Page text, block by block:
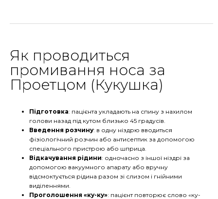
Як проводиться
промивання носа за
Проетцом (Кукушка)
Підготовка: пацієнта укладають на спину з нахилом
голови назад під кутом близько 45 градусів.
Введення розчину: в одну ніздрю вводиться
фізіологічний розчин або антисептик за допомогою
спеціального пристрою або шприца.
Відкачування рідини: одночасно з іншої ніздрі за
допомогою вакуумного апарату або вручну
відсмоктується рідина разом зі слизом і гнійними
виділеннями.
Проголошення «ку-ку»: пацієнт повторює слово «ку-